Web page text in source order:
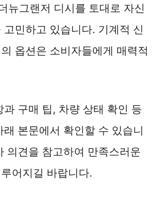
뉴그랜저 디시를 토대로 자신
민하고 있습니다. 기계적 신
옵션은 소비자들에게 매력적
과 구매 팁, 차량 상태 확인 등
본문에서 확인할 수 있습니
의견을 참고하여 만족스러운
어지길 바랍니다.